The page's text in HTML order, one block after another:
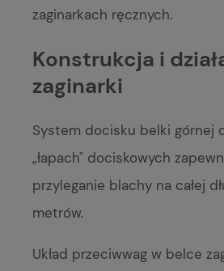
zaginarkach ręcznych.
Konstrukcja i
zaginarki
System docisku belki górnej
„łapach" dociskowych
przyleganie blachy na całej
metrów.
Układ przeciwwag w belce